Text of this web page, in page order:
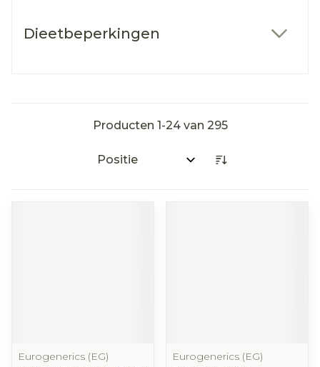
Dieetbeperkingen
Producten 1-24van 295
Sorteer op:
Eurogenerics (EG)
Eurogenerics (EG)